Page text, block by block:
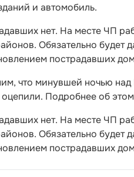
и автомобиль.
нет. На месте ЧП
Обязательно будет
пострадавших
что минувшей ночью
Подробнее об этом
нет. На месте ЧП
Обязательно будет
пострадавших